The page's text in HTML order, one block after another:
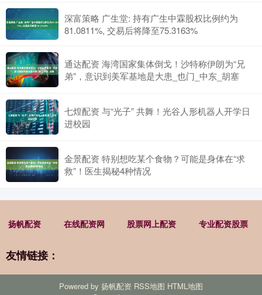
深富策略 广生堂: 持有广生中霖股权比例约为
81.0811%, 交易后将降至75.3163%
通达配资 海湾国家集体倒戈！沙特称伊朗为“兄
弟”，意识到美军基地是大患_也门_中东_胡塞
七煌配资 与“光子” 共舞！光谷人形机器人开学日
进校园
金景配资 特别想吃某个食物？可能是身体在“求
救”！医生揭秘4种情况
扬帆配资 在线配资网 股票网上配资 专业配资股票
友情链接：
Powered by 扬帆配资 RSS地图 HTML地图